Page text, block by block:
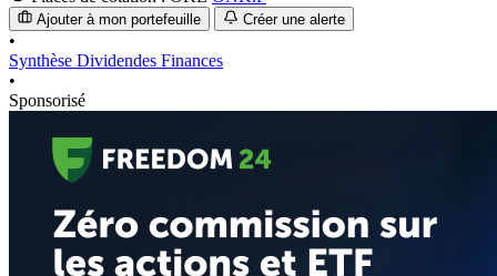
Ajouter à mon portefeuille Créer une alerte
•
Synthèse Dividendes Finances
•
Sponsorisé